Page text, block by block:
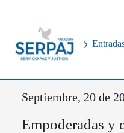
Septiembre, 20 de
Empoderadas y